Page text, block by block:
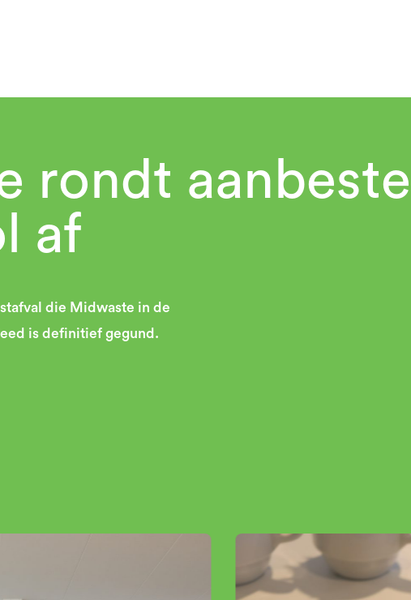
rondt
af
die Midwaste in de
is definitief gegund.